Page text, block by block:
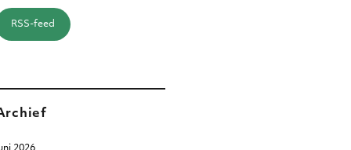
RSS-feed